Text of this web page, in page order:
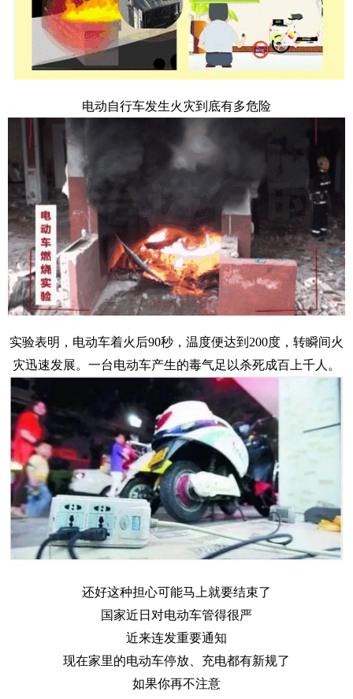
电动自行车发生火灾到底有多危险
实验表明，电动车着火后90秒，温度便达到200度，转瞬间火
灾迅速发展。一台电动车产生的毒气足以杀死成百上千人。
还好这种担心可能马上就要结束了
国家近日对电动车管得很严
近来连发重要通知
现在家里的电动车停放、充电都有新规了
如果你再不注意